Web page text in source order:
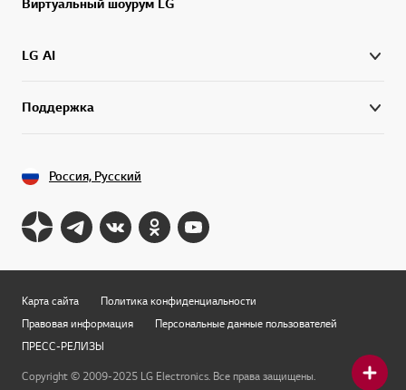
LG AI
Поддержка
Россия, Русский
Карта сайта
Политика конфиденциальности
Правовая информация
Персональные данные пользователей
ПРЕСС-РЕЛИЗЫ
Copyright © 2009-2025 LG Electronics. Все права защищены.